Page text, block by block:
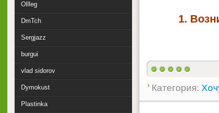
1.
Категория:
Ollleg
DmTch
Sergjazz
burgui
vlad sidorov
Dymokust
Plastinka